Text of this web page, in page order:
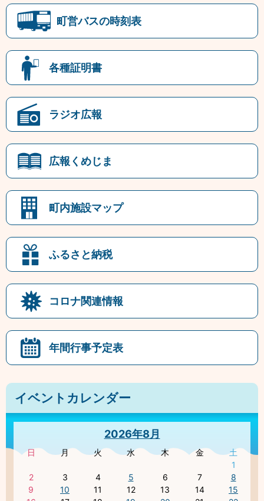
町営バスの時刻表
各種証明書
ラジオ広報
広報くめじま
町内施設マップ
ふるさと納税
コロナ関連情報
年間行事予定表
イベントカレンダー
2026年8月
日 月 火 水 木 金
土
1
2
3 4 5 6 7
8
9
10 11 12 13 14
15